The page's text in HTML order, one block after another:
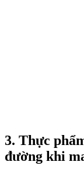
3. Thực
đường khi